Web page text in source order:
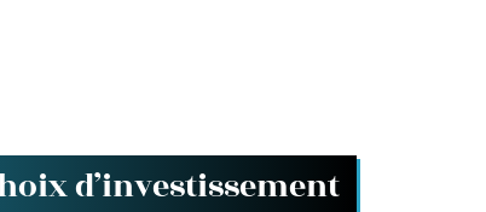
d’investissement